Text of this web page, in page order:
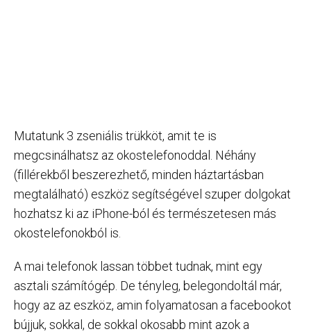
Mutatunk 3 zseniális trükköt, amit te is
megcsinálhatsz az okostelefonoddal. Néhány
(fillérekből beszerezhető, minden háztartásban
megtalálható) eszköz segítségével szuper dolgokat
hozhatsz ki az iPhone-ból és természetesen más
okostelefonokból is.
A mai telefonok lassan többet tudnak, mint egy
asztali számítógép. De tényleg, belegondoltál már,
hogy az az eszköz, amin folyamatosan a facebookot
bújjuk, sokkal, de sokkal okosabb mint azok a